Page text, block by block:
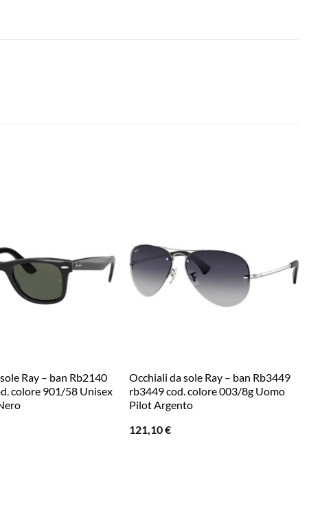
Ray – ban Rb2140
colore 901/58 Unisex
Occhiali da sole Ray – ban Rb3449
rb3449 cod. colore 003/8g Uomo
Pilot Argento
121,10€